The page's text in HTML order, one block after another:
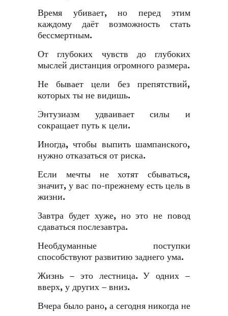
Время убивает, но перед этим
каждому даёт возможность стать
бессмертным.
От глубоких чувств до глубоких
мыслей дистанция огромного размера.
Не бывает цели без препятствий,
которых ты не видишь.
Энтузиазм удваивает силы и
сокращает путь к цели.
Иногда, чтобы выпить шампанского,
нужно отказаться от риска.
Если мечты не хотят сбываться,
значит, у вас по-прежнему есть цель в
жизни.
Завтра будет хуже, но это не повод
сдаваться послезавтра.
Необдуманные поступки
способствуют развитию заднего ума.
Жизнь – это лестница. У одних –
вверх, у других – вниз.
Вчера было рано, а сегодня никогда не